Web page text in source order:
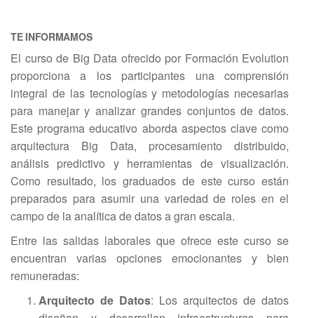
TE INFORMAMOS
El curso de Big Data ofrecido por Formación Evolution
proporciona a los participantes una comprensión
integral de las tecnologías y metodologías necesarias
para manejar y analizar grandes conjuntos de datos.
Este programa educativo aborda aspectos clave como
arquitectura Big Data, procesamiento distribuido,
análisis predictivo y herramientas de visualización.
Como resultado, los graduados de este curso están
preparados para asumir una variedad de roles en el
campo de la analítica de datos a gran escala.
Entre las salidas laborales que ofrece este curso se
encuentran varias opciones emocionantes y bien
remuneradas:
Arquitecto de Datos: Los arquitectos de datos